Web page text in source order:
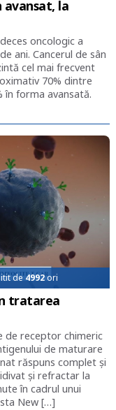
avansat, la
oncologic a
ani. Cancerul de sân
cel mai frecvent
70% dintre
în forma avansată.
de4992ori
tratarea
de receptor chimeric
de maturare
răspuns complet și
și refractar la
în cadrul unui
New […]